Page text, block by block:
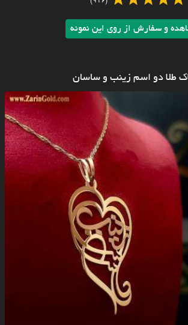
و سفارش از روی این نمونه
طلا دو اسم زینب و ساسان